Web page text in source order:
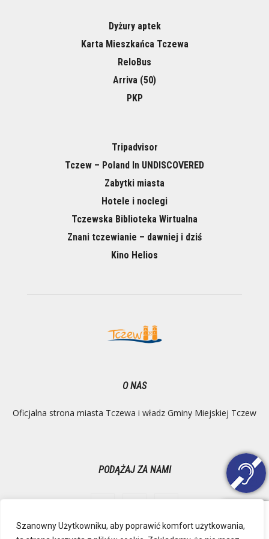
Szanowny Użytkowniku, aby poprawić komfort użytkowania,
Dyżury aptek
Karta Mieszkańca Tczewa
ReloBus
Arriva (50)
PKP
Tripadvisor
Tczew – Poland In UNDISCOVERED
Zabytki miasta
Hotele i noclegi
Tczewska Biblioteka Wirtualna
Znani tczewianie – dawniej i dziś
Kino Helios
O NAS
Oficjalna strona miasta Tczewa i władz Gminy Miejskiej Tczew
PODĄŻAJ ZA NAMI